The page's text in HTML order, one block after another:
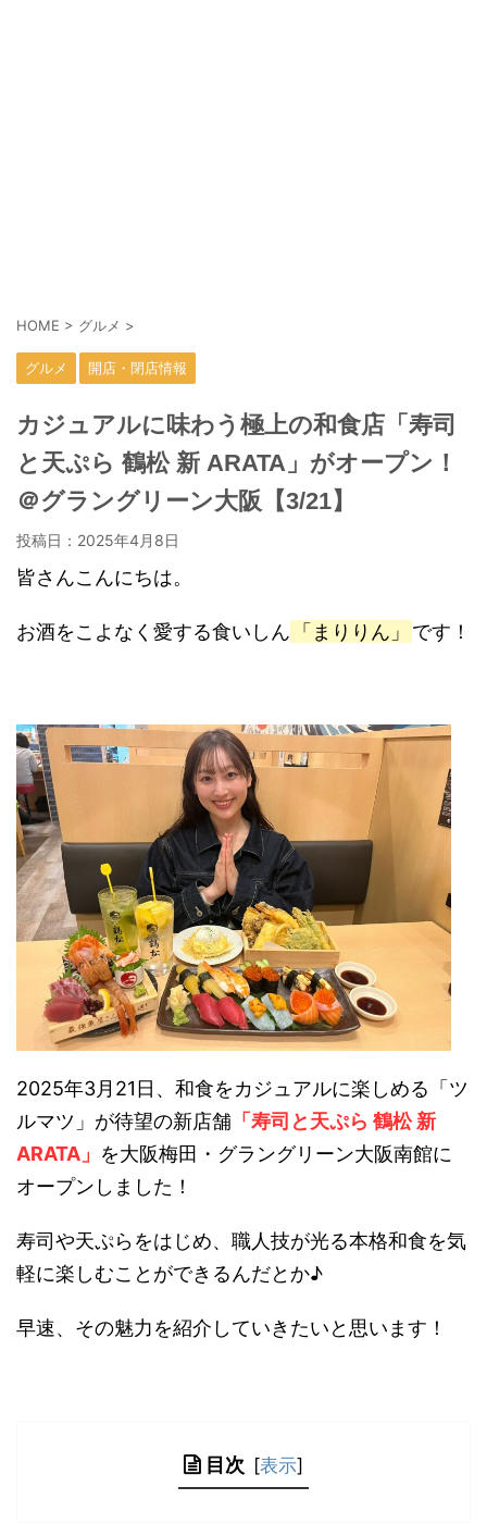
HOME > グルメ >
グルメ 開店・閉店情報
カジュアルに味わう極上の和食店「寿司
と天ぷら 鶴松 新 ARATA」がオープン！
＠グラングリーン大阪【3/21】
投稿日： 2025年4月8日
皆さんこんにちは。
お酒をこよなく愛する食いしん 「まりりん」 です！
2025年3月21日、和食をカジュアルに楽しめる「ツ
ルマツ」が待望の新店舗 「寿司と天ぷら 鶴松 新
ARATA」 を大阪梅田・グラングリーン大阪南館に
オープンしました！
寿司や天ぷらをはじめ、職人技が光る本格和食を気
軽に楽しむことができるんだとか♪
早速、その魅力を紹介していきたいと思います！
目次 [表示]